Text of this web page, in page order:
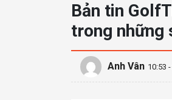
Bản tin
trong những
Anh Vân 10:53